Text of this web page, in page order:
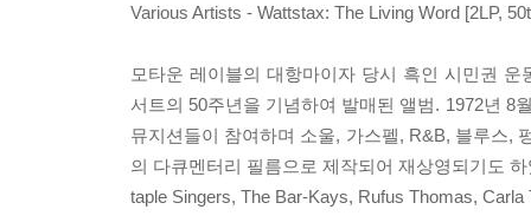
Various Artists - Wattstax: The Living Word [2LP,
모타운 레이블의 대항마이자 당시 흑인 시민권
서트의 50주년을 기념하여 발매된 앨범. 1972년 8
뮤지션들이 참여하며 소울, 가스펠, R&B, 블루스,
의 다큐멘터리 필름으로 제작되어 재상영되기도
taple Singers, The Bar-Kays, Rufus Thomas,